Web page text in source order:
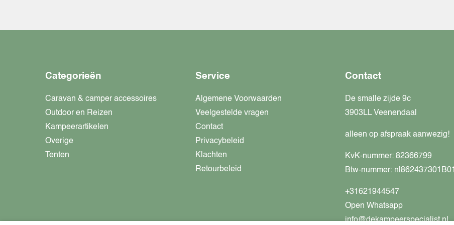
Categorieën
Caravan & camper accessoires
Outdoor en Reizen
Kampeerartikelen
Overige
Tenten
Service
Algemene Voorwaarden
Veelgestelde vragen
Contact
Privacybeleid
Klachten
Retourbeleid
Contact
De smalle zijde 9c
3903LL Veenendaal
alleen op afspraak aanwezig!
KvK-nummer: 82366799
Btw-nummer: nl862437301B01
+31621944547
Open Whatsapp
info@dekampeerspecialist.nl